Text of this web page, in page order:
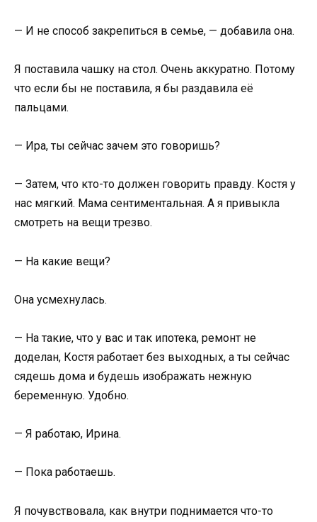
— И не способ закрепиться в семье, — добавила она.
Я поставила чашку на стол. Очень аккуратно. Потому
что если бы не поставила, я бы раздавила её
пальцами.
— Ира, ты сейчас зачем это говоришь?
— Затем, что кто-то должен говорить правду. Костя у
нас мягкий. Мама сентиментальная. А я привыкла
смотреть на вещи трезво.
— На какие вещи?
Она усмехнулась.
— На такие, что у вас и так ипотека, ремонт не
доделан, Костя работает без выходных, а ты сейчас
сядешь дома и будешь изображать нежную
беременную. Удобно.
— Я работаю, Ирина.
— Пока работаешь.
Я почувствовала, как внутри поднимается что-то